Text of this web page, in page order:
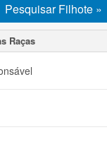
Pesquisar Filhote »
Raças